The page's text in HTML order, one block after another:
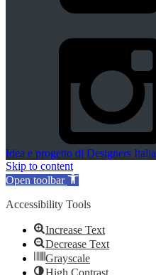
Idea e progetto di Designers Italia
Skip to content
Open toolbar
Accessibility Tools
Increase Text
Decrease Text
Grayscale
High Contrast